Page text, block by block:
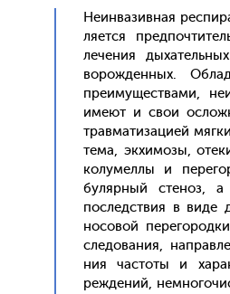
Не­ин­ва­зив­ная
ля­ет­ся
ле­чения
ворож­денных.
пре­иму­щес­тва­ми,
име­ют и свои
трав­ма­тиза­ци­ей
тема, эк­хи­мозы,
ко­лумел­лы и
буляр­ный сте­ноз, а
пос­ледс­твия в ви­де
но­совой
сле­дова­ния,
ния час­то­ты и
режде­ний,